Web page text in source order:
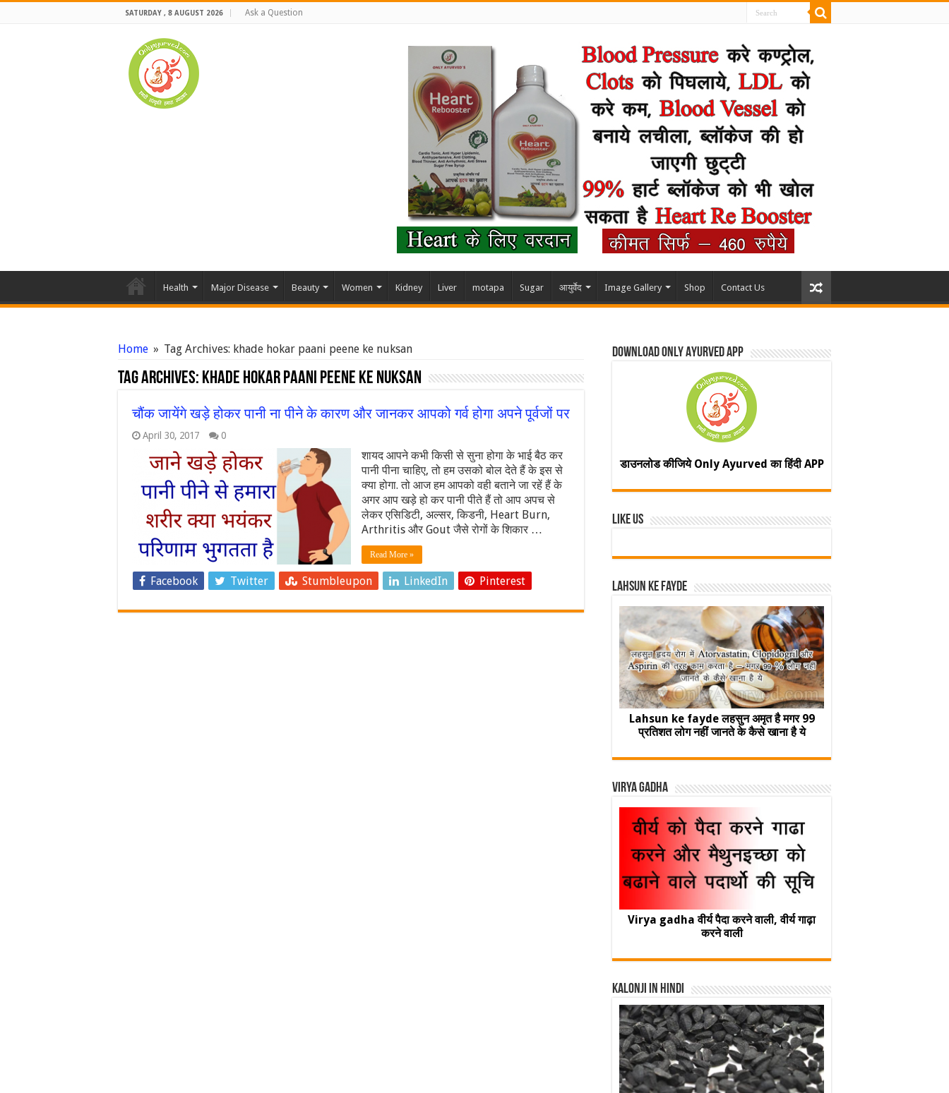
SATURDAY , 8 AUGUST 2026 Ask a Question
Health Major Disease Beauty Women Kidney Liver motapa Sugar आयुर्वेद Image Gallery Shop Contact Us
Home » Tag Archives: khade hokar paani peene ke nuksan
Tag Archives: khade hokar paani peene ke nuksan
चौंक जायेंगे खड़े होकर पानी ना पीने के कारण और जानकर आपको गर्व होगा अपने पूर्वजों पर
April 30, 2017 0
शायद आपने कभी किसी से सुना होगा के भाई बैठ कर
पानी पीना चाहिए, तो हम उसको बोल देते हैं के इस से
क्या होगा. तो आज हम आपको वही बताने जा रहें हैं के
अगर आप खड़े हो कर पानी पीते हैं तो आप अपच से
लेकर एसिडिटी, अल्सर, किडनी, Heart Burn,
Arthritis और Gout जैसे रोगों के शिकार …
Read More »
Facebook Twitter Stumbleupon LinkedIn Pinterest
Download Only Ayurved App
डाउनलोड कीजिये Only Ayurved का हिंदी APP
Like Us
Lahsun ke fayde
Lahsun ke fayde लहसुन अमृत है मगर 99
प्रतिशत लोग नहीं जानते के कैसे खाना है ये
Virya Gadha
Virya gadha वीर्य पैदा करने वाली, वीर्य गाढ़ा
करने वाली
Kalonji In Hindi